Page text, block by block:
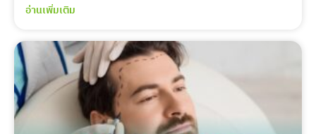
อ่านเพิ่มเติม